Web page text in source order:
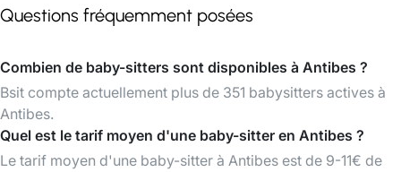
Questions fréquemment posées
Combien de baby-sitters sont disponibles à Antibes ?
Bsit compte actuellement plus de 351 babysitters actives à
Antibes.
Quel est le tarif moyen d'une baby-sitter en Antibes ?
Le tarif moyen d'une baby-sitter à Antibes est de 9-11€ de